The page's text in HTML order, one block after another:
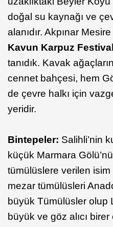
doğal su kaynağı ve
alanıdır. Akpınar Mesire
Kavun Karpuz
tanıdık. Kavak
cennet bahçesi, hem
de çevre halkı için
yeridir.
Bintepeler: Salihli’nin
küçük Marmara
tümülüslere verilen isim
mezar tümülüsleri
büyük Tümülüsler olup
büyük ve göz alıcı